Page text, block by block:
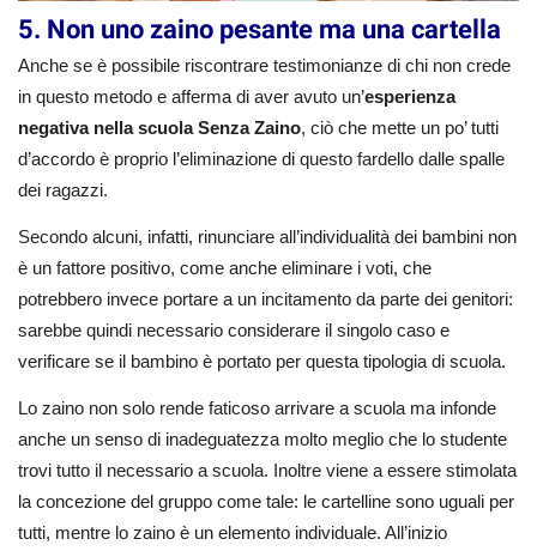
5. Non uno zaino pesante ma una cartella
Anche se è possibile riscontrare testimonianze di chi non crede
in questo metodo e afferma di aver avuto un’esperienza
negativa nella scuola Senza Zaino, ciò che mette un po’ tutti
d’accordo è proprio l’eliminazione di questo fardello dalle spalle
dei ragazzi.
Secondo alcuni, infatti, rinunciare all’individualità dei bambini non
è un fattore positivo, come anche eliminare i voti, che
potrebbero invece portare a un incitamento da parte dei genitori:
sarebbe quindi necessario considerare il singolo caso e
verificare se il bambino è portato per questa tipologia di scuola.
Lo zaino non solo rende faticoso arrivare a scuola ma infonde
anche un senso di inadeguatezza molto meglio che lo studente
trovi tutto il necessario a scuola. Inoltre viene a essere stimolata
la concezione del gruppo come tale: le cartelline sono uguali per
tutti, mentre lo zaino è un elemento individuale. All’inizio